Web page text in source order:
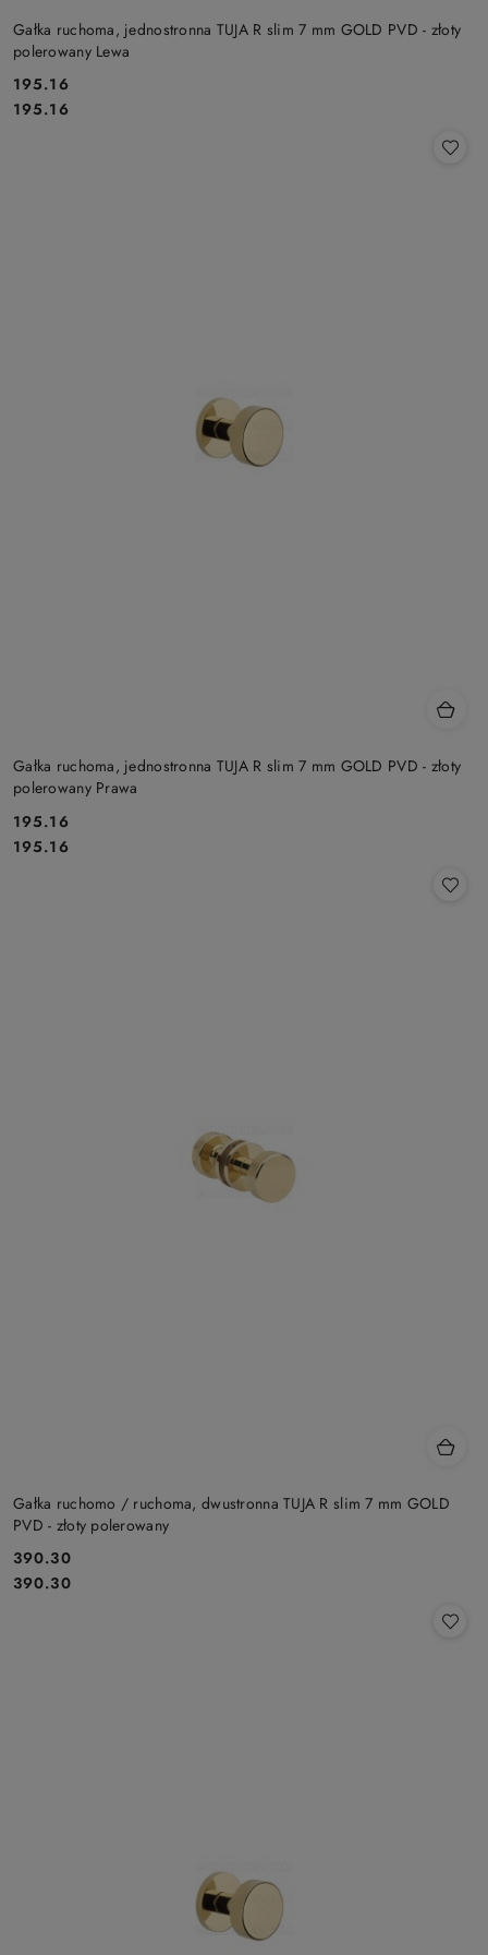
Gałka ruchoma, jednostronna TUJA R slim 7 mm GOLD PVD - złoty
polerowany Lewa
Cena:
195.16
Cena:
195.16
Gałka ruchoma, jednostronna TUJA R slim 7 mm GOLD PVD - złoty
polerowany Prawa
Cena:
195.16
Cena:
195.16
Gałka ruchomo / ruchoma, dwustronna TUJA R slim 7 mm GOLD
PVD - złoty polerowany
Cena:
390.30
Cena:
390.30